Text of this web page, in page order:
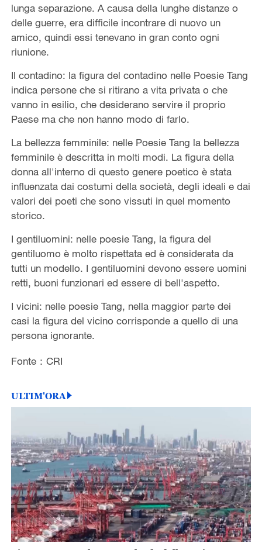
lunga separazione. A causa della lunghe distanze o
delle guerre, era difficile incontrare di nuovo un
amico, quindi essi tenevano in gran conto ogni
riunione.
Il contadino: la figura del contadino nelle Poesie Tang
indica persone che si ritirano a vita privata o che
vanno in esilio, che desiderano servire il proprio
Paese ma che non hanno modo di farlo.
La bellezza femminile: nelle Poesie Tang la bellezza
femminile è descritta in molti modi. La figura della
donna all'interno di questo genere poetico è stata
influenzata dai costumi della società, degli ideali e dai
valori dei poeti che sono vissuti in quel momento
storico.
I gentiluomini: nelle poesie Tang, la figura del
gentiluomo è molto rispettata ed è considerata da
tutti un modello. I gentiluomini devono essere uomini
retti, buoni funzionari ed essere di bell'aspetto.
I vicini: nelle poesie Tang, nella maggior parte dei
casi la figura del vicino corrisponde a quello di una
persona ignorante.
Fonte：CRI
ULTIM'ORA